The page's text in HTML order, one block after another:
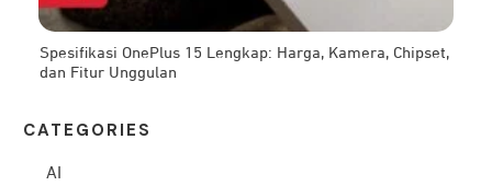
Spesifikasi OnePlus 15 Lengkap: Harga, Kamera, Chipset,
dan Fitur Unggulan
CATEG ORIES
AI